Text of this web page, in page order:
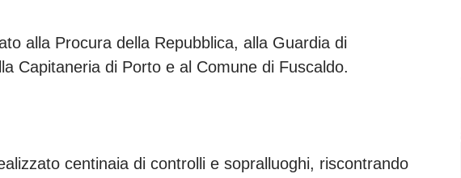
alla Procura della Repubblica, alla Guardia di
Capitaneria di Porto e al Comune di Fuscaldo.
centinaia di controlli e sopralluoghi, riscontrando